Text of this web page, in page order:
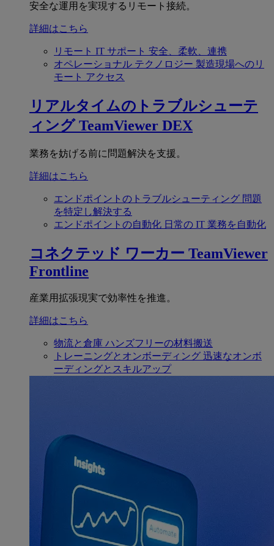
安全な運用を実現するリモート接続。
詳細はこちら
リモート IT サポート 安全、柔軟、連携
オペレーショナル テクノロジー 製造現場へのリ
モート アクセス
リアルタイムのトラブルシューテ
ィング TeamViewer DEX
業務を妨げる前に問題解決を支援。
詳細はこちら
エンドポイントのトラブルシューティング 問題
を特定し解決する
エンドポイントの自動化 日常の IT 業務を自動化
コネクテッド ワーカー TeamViewer
Frontline
産業用拡張現実で効率性を推進。
詳細はこちら
物流と倉庫 ハンズフリーの材料搬送
トレーニングとオンボーディング 迅速なオンボ
ーディングとスキルアップ